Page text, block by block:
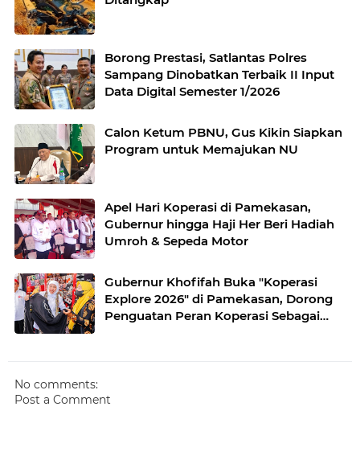
Borong Prestasi, Satlantas Polres
Sampang Dinobatkan Terbaik II Input
Data Digital Semester 1/2026
Calon Ketum PBNU, Gus Kikin Siapkan
Program untuk Memajukan NU
Apel Hari Koperasi di Pamekasan,
Gubernur hingga Haji Her Beri Hadiah
Umroh & Sepeda Motor
Gubernur Khofifah Buka "Koperasi
Explore 2026" di Pamekasan, Dorong
Penguatan Peran Koperasi Sebagai
No comments:
Post a Comment